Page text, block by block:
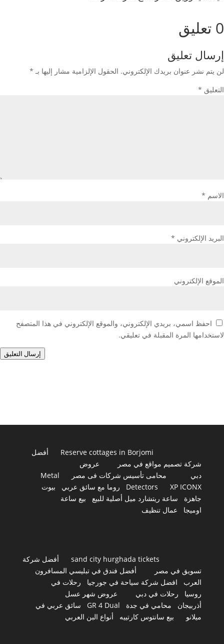
0 تعليق
إرسال تعليق
لن يتم نشر عنوان بريدك الإلكتروني. الحقول الإلزامية مشار إليها بـ *
التعليق *
الاسم *
البريد الإلكتروني *
الموقع الإلكتروني
احفظ اسمي، بريدي الإلكتروني، والموقع الإلكتروني في هذا المتصفح
لاستخدامها المرة المقبلة في تعليقي.
إرسال التعليق
Reserve cottages in Borjomi
أفضل
شركة تصميم مواقع في مصر
عروض
دبي
محامى تأسيس شركات فى مصر
Metal
Detectors
XP ICONX روما مع سائق عربي
بيوت
جاهزة
ساعة ريتشارد ميل أصلية للبيع
بيع ساعة
اوميجا
عمال تنظيف
sand city hurghada tickets
أفضل شركة
تسويق في مصر
أفضل فندق في تبليسي المسافرون
العرب
افضل شركة سياحة في جورجيا
رحلات في
روسيا
رحلات في دبي
عروض شهر عسل
أذربيجان
محامي في جدة GR 4 Dual
سائق عربي في
ميلانو
بيع سانتوس كارتييه أنواع البن العربي